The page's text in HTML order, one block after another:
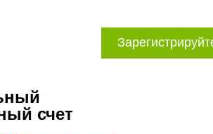
счет